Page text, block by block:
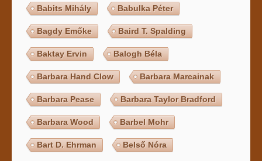
Babits Mihály Babulka Péter
Bagdy Emőke Baird T. Spalding
Baktay Ervin Balogh Béla
Barbara Hand Clow Barbara Marcainak
Barbara Pease Barbara Taylor Bradford
Barbara Wood Barbel Mohr
Bart D. Ehrman Belső Nóra